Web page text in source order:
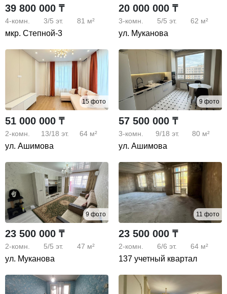
39 800 000 ₸
4-комн. 3/5 эт. 81 м²
мкр. Степной-3
20 000 000 ₸
3-комн. 5/5 эт. 62 м²
ул. Муканова
15 фото
51 000 000 ₸
2-комн. 13/18 эт. 64 м²
ул. Ашимова
9 фото
57 500 000 ₸
3-комн. 9/18 эт. 80 м²
ул. Ашимова
9 фото
23 500 000 ₸
2-комн. 5/5 эт. 47 м²
ул. Муканова
11 фото
23 500 000 ₸
2-комн. 6/6 эт. 64 м²
137 учетный квартал